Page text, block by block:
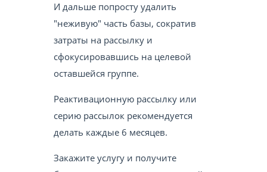
И дальше попросту удалить
"неживую" часть базы, сократив
затраты на рассылку и
сфокусировавшись на целевой
оставшейся группе.
Реактивационную рассылку или
серию рассылок рекомендуется
делать каждые 6 месяцев.
Закажите услугу и получите